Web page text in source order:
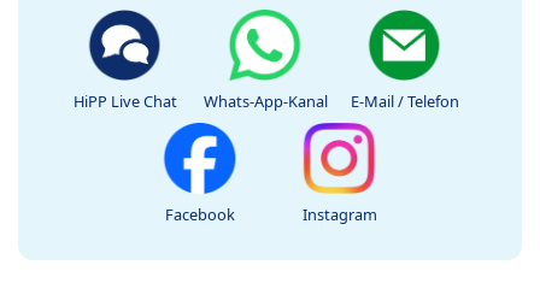
HiPP Live Chat Whats-App-Kanal E-Mail / Telefon
Facebook Instagram